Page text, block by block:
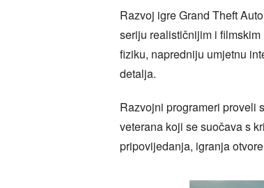
Razvoj igre Grand Theft
seriju realističnijim i
fiziku, napredniju umjetnu
detalja.
Razvojni programeri proveli
veterana koji se suočava s
pripovijedanja, igranja